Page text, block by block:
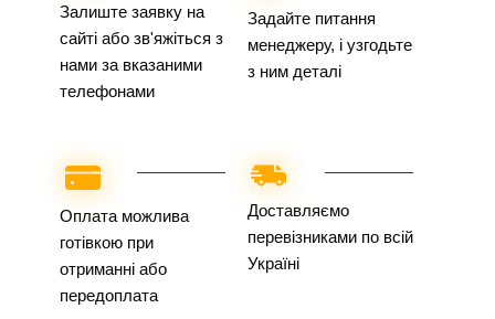
Залиште заявку на
сайті або зв'яжіться з
нами за вказаними
телефонами
Задайте питання
менеджеру, і узгодьте
з ним деталі
Оплата можлива
готівкою при
отриманні або
передоплата
Доставляємо
перевізниками по всій
Україні